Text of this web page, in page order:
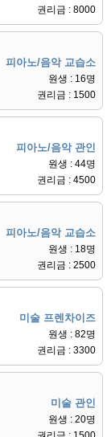
권리금 : 8000
피아노/음악 교습소
원생 : 16명
권리금 : 1500
피아노/음악 관인
원생 : 44명
권리금 : 4500
피아노/음악 교습소
원생 : 18명
권리금 : 2500
미술 프렌차이즈
원생 : 82명
권리금 : 3300
미술 관인
원생 : 20명